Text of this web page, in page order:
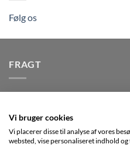
Følg os
FRAGT
levering på alle ordre over
Vi bruger cookies
Vi placerer disse til analyse af vores
websted, vise personaliseret indhold